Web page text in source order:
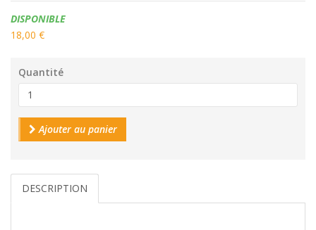
Disponibilité:
DISPONIBLE
18,00 €
Quantité
Ajouter au panier
DESCRIPTION